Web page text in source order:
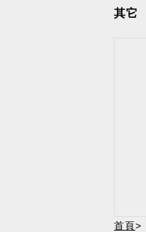
其它
首頁>